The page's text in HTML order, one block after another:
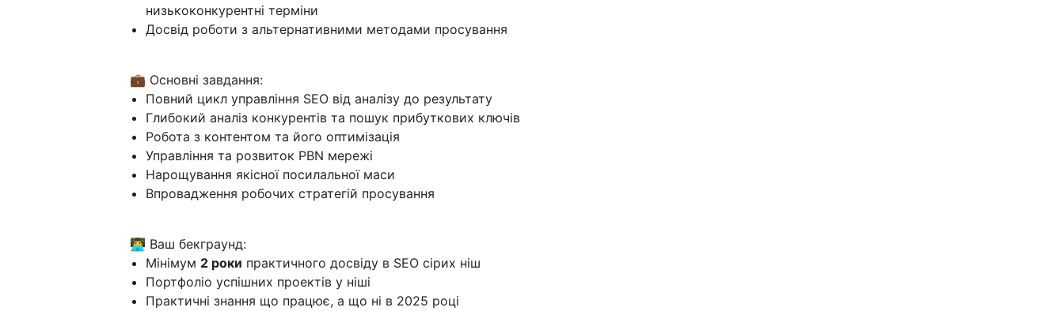
низькоконкурентні терміни
Досвід роботи з альтернативними методами просування
💼 Основні завдання:
Повний цикл управління SEO від аналізу до результату
Глибокий аналіз конкурентів та пошук прибуткових ключів
Робота з контентом та його оптимізація
Управління та розвиток PBN мережі
Нарощування якісної посилальної маси
Впровадження робочих стратегій просування
👨‍💻 Ваш бекграунд:
Мінімум 2 роки практичного досвіду в SEO сірих ніш
Портфоліо успішних проектів у ніші
Практичні знання що працює, а що ні в 2025 році